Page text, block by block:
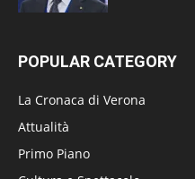
POPULAR CATEGORY
La Cronaca di Verona
Attualità
Primo Piano